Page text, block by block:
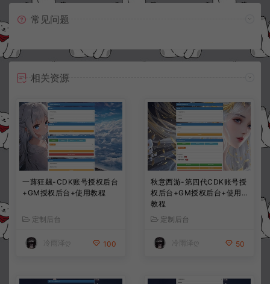
常见问题
相关资源
一蕗狂飆-CDK账号授权后台
+GM授权后台+使用教程
定制后台
冷雨泽ღ 100
秋意西游-第四代CDK账号授
权后台+GM授权后台+使用
教程
定制后台
冷雨泽ღ 50